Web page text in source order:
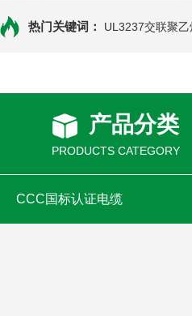
热门关键词： UL3237交联聚
产品分类
PRODUCTS CATEGORY
CCC国标认证电缆